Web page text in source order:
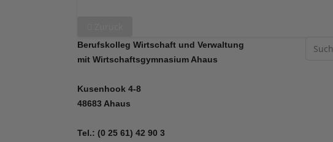
Berufskolleg Wirtschaft und Verwaltung
mit Wirtschaftsgymnasium Ahaus
Kusenhook 4-8
48683 Ahaus
Tel.: (0 25 61) 42 90 3
Suchen